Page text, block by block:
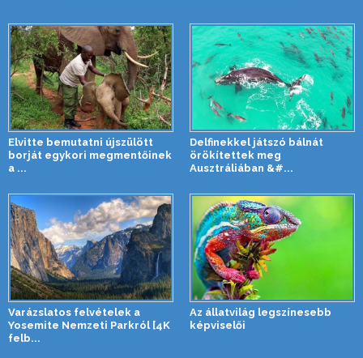
Elvitte bemutatni újszülött
borját egykori megmentőinek
a ...
Delfinekkel játszó bálnát
örökítettek meg
Ausztráliában &#...
Varázslatos felvételek a
Yosemite Nemzeti Parkról [4K
felb...
Az állatvilág legszínesebb
képviselői